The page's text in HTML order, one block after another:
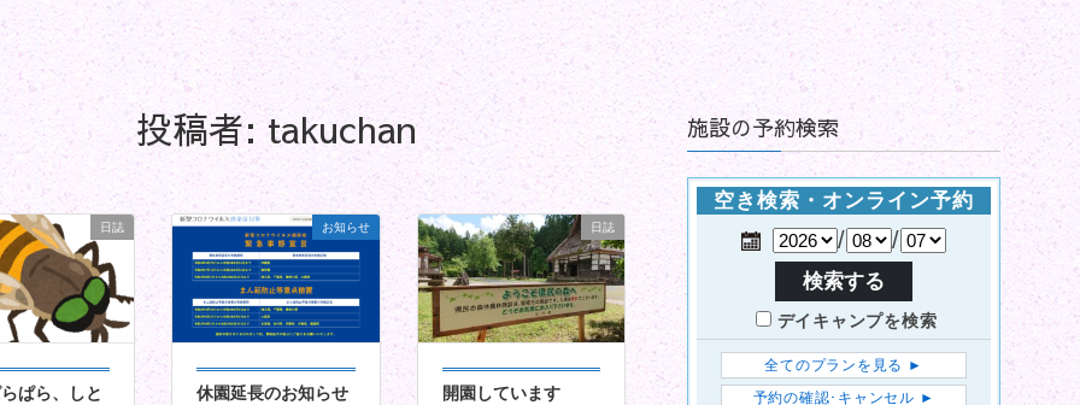
投稿者:takuchan
日誌
ぱら、しと
お知らせ
休園延長のお知らせ
日誌
開園しています
施設の予約検索